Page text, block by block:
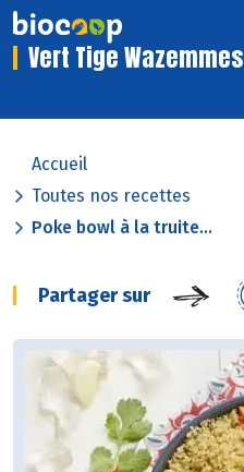
Vert Tige Wazemmes
Accueil
Toutes nos recettes
Poke bowl à la truite...
Partager sur